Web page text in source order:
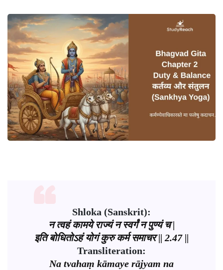
Shloka (Sanskrit):
न त्वहं कामये राज्यं न स्वर्गं न पुण्यं च |
इति बोधितोऽहं योगं कुरु कर्म समाचर || 2.47 ||
Transliteration:
Na tvahaṃ kāmaye rājyam na